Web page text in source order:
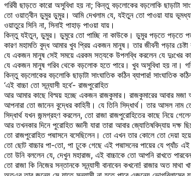
গরিবী ছাড়তে কারো অসুবিধা হয় না; কিন্তু বড়লোকের বড়লোকি ছাড়াটা
তো ওয়াত্বীন ডুমুর ডুমুর। আমি দেখলাম যে, যইতুন তো পাওয়া যায়
ওয়াতুরে সিনি না, সিনাই পাহাড় পাওয়া যায়।
কিন্তু যইতুন, ডুমুর। ডুমুরে তো পাচ্ছি না কাউকে। ডুমুর পড়তে পড়তে
কারণ মহামতি বুদ্ধ আমার খুব প্রিয় একজন মানুষ। তার জীবনী পড়ার চেষ্টা
যে একজন মানুষ সেই সময়ে এরকম সত্যকে উপলব্ধি করলেন যে দুঃখের
যে একজন মানুষ গরিব থেকে বড়লোক হতে পারে। খুব অসুবিধা হয় না।
কিন্তু বড়লোকের বড়লোকি ছাড়াটা সাংঘাতিক কঠিন ব্যাপার! সাংঘাতিক
‘এই বাচ্চা তো সন্ন্যাসী হবে’- রাজপুরোহিত
আর আমার কাছে বিস্ময় হচ্ছে একজন রাজকুমার। রাজকুমারের আবার মজা
আপনারা তো জানেন বুদ্ধের কাহিনী। যে তিনি সিদ্ধার্থ। তার আসল নাম
সিদ্ধার্থ যখন জন্মগ্রহণ করলেন, তো রাজা রাজপুরোহিতের কাছে নিয়ে
আর তখনকার দিনে পুরোহিত জ্ঞানী যারা তারা আবার জ্যোতিষবিদ্যায় দক্ষ
তো রাজপুরোহিত পদ্মাসনে বসেছিলেন। তো এখন তার কোলে তো দেয়া
তো ছোট বাচ্চার পা-তো, পা ঢুকে গেছে এই পদ্মাসনের পায়ের যে প্যাঁচ
তো উনি বললেন যে, দেখুন মহারাজ, এই বাচ্চাকে তো আপনি রাখতে
তো রাজা কি নিজের সন্তানকে সন্ন্যাসী বানাবেন কখনো! রাজার অত মাথা